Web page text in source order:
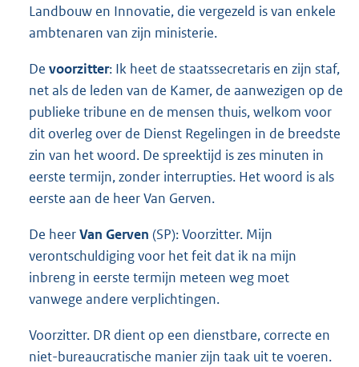
Landbouw en Innovatie, die vergezeld is van enkele
ambtenaren van zijn ministerie.
De voorzitter: Ik heet de staatssecretaris en zijn staf,
net als de leden van de Kamer, de aanwezigen op de
publieke tribune en de mensen thuis, welkom voor
dit overleg over de Dienst Regelingen in de breedste
zin van het woord. De spreektijd is zes minuten in
eerste termijn, zonder interrupties. Het woord is als
eerste aan de heer Van Gerven.
De heerVan Gerven (SP): Voorzitter. Mijn
verontschuldiging voor het feit dat ik na mijn
inbreng in eerste termijn meteen weg moet
vanwege andere verplichtingen.
Voorzitter. DR dient op een dienstbare, correcte en
niet-bureaucratische manier zijn taak uit te voeren.